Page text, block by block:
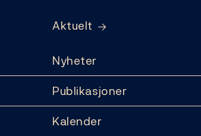
Aktuelt
Nyheter
Publikasjoner
Kalender